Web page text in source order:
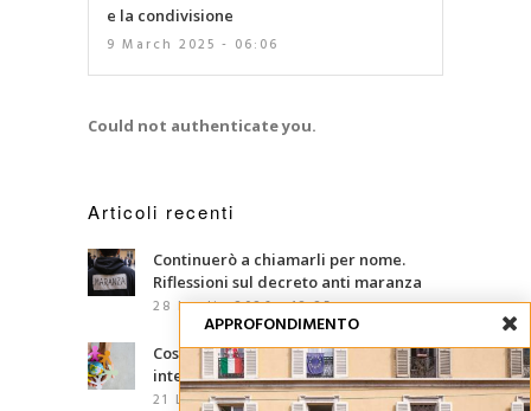
e la condivisione
9 March 2025 - 06:06
Could not authenticate you.
Articoli recenti
Continuerò a chiamarli per nome.
Riflessioni sul decreto anti maranza
28 Luglio 2026 - 12:25
Cosa sono le competenze
interculturali?
21 Luglio 2026 - 07:00
APPROFONDIMENTO